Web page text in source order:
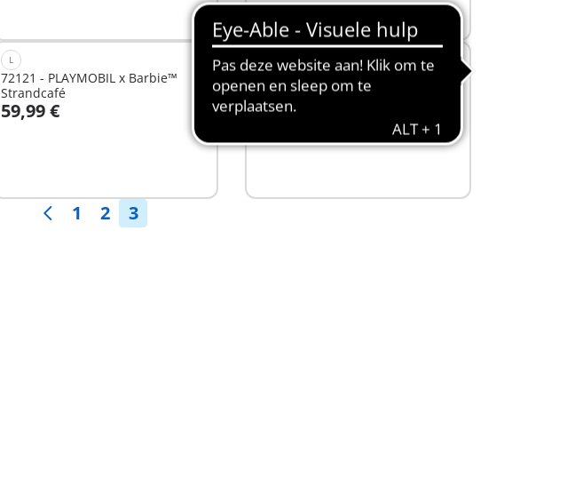
L
72121 - PLAYMOBIL x Barbie™
Strandcafé
59,99 €
L
71888 - Asterix: Piratenschip
54,99 €
Niet
1 2 3